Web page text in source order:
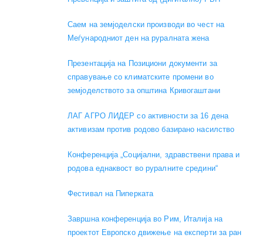
Саем на земјоделски производи во чест на
Меѓународниот ден на руралната жена
Презентација на Позициони документи за
справување со климатските промени во
земјоделството за општина Кривогаштани
ЛАГ АГРО ЛИДЕР со активности за 16 дена
активизам против родово базирано насилство
Конференција „Социјални, здравствени права и
родова еднаквост во руралните средини“
Фестивал на Пиперката
Завршна конференција во Рим, Италија на
проектот Европско движење на експерти за ран